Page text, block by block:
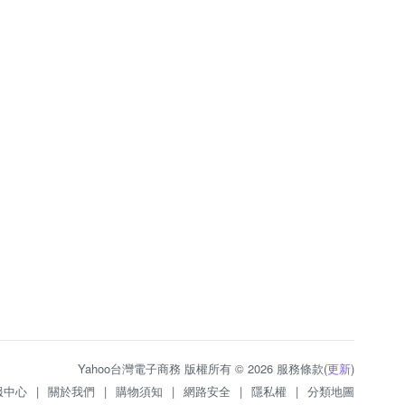
Yahoo台灣電子商務 版權所有 © 2026 服務條款(更新)
中心 | 關於我們 | 購物須知 | 網路安全 | 隱私權 | 分類地圖